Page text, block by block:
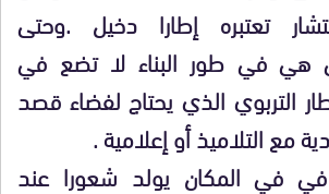
تعتبره إطارا دخيل .وحتى
هي في طور البناء لا تضع في
التربوي الذي يحتاج لفضاء قصد
مع التلاميذ أو إعلامية .
في المكان يولد شعورا عند